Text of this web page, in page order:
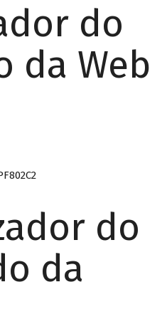
do
da Web
do
da